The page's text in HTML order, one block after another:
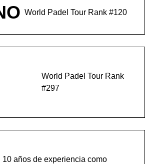
World Padel Tour Rank #120
World Padel Tour Rank
#297
10 años de experiencia como